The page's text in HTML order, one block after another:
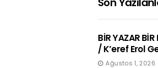
BİR YAZAR BİR
/ K’eref Erol
Ağustos 1, 2026